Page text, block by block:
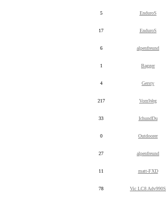
5 EnduroS
17 EnduroS
6 alpenfreund
1 Bagger
4 Gersty
217 VornWeg
33 IchundDu
0 Outdoorer
27 alpenfreund
11 matt-FXD
78 Vic LC8 Adv990S